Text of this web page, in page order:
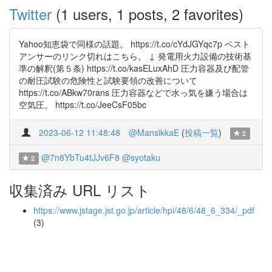
Twitter (1 users, 1 posts, 2 favorites)
Yahoo知恵袋で同様の話題。 https://t.co/cYdJGYqc7p ベスト
アンサーのリンク切れはこちら。 ↓ 発電用火力設備の技術基
準の解釈(第５条) https://t.co/kasELuxAhD 圧力容器及び配管
の耐圧試験の危険性と試験要領の改善について
https://t.co/ABkw70rans 圧力容器などで水っ気を嫌う場合は
空気圧。 https://t.co/JeeCsF05bc
2023-06-12 11:48:48 @MansikkaE (投稿一覧) 2
2 @7n8YbTu4tJJv6F8 @syotaku
収集済み URL リスト
https://www.jstage.jst.go.jp/article/hpi/48/6/48_6_334/_pdf
(3)